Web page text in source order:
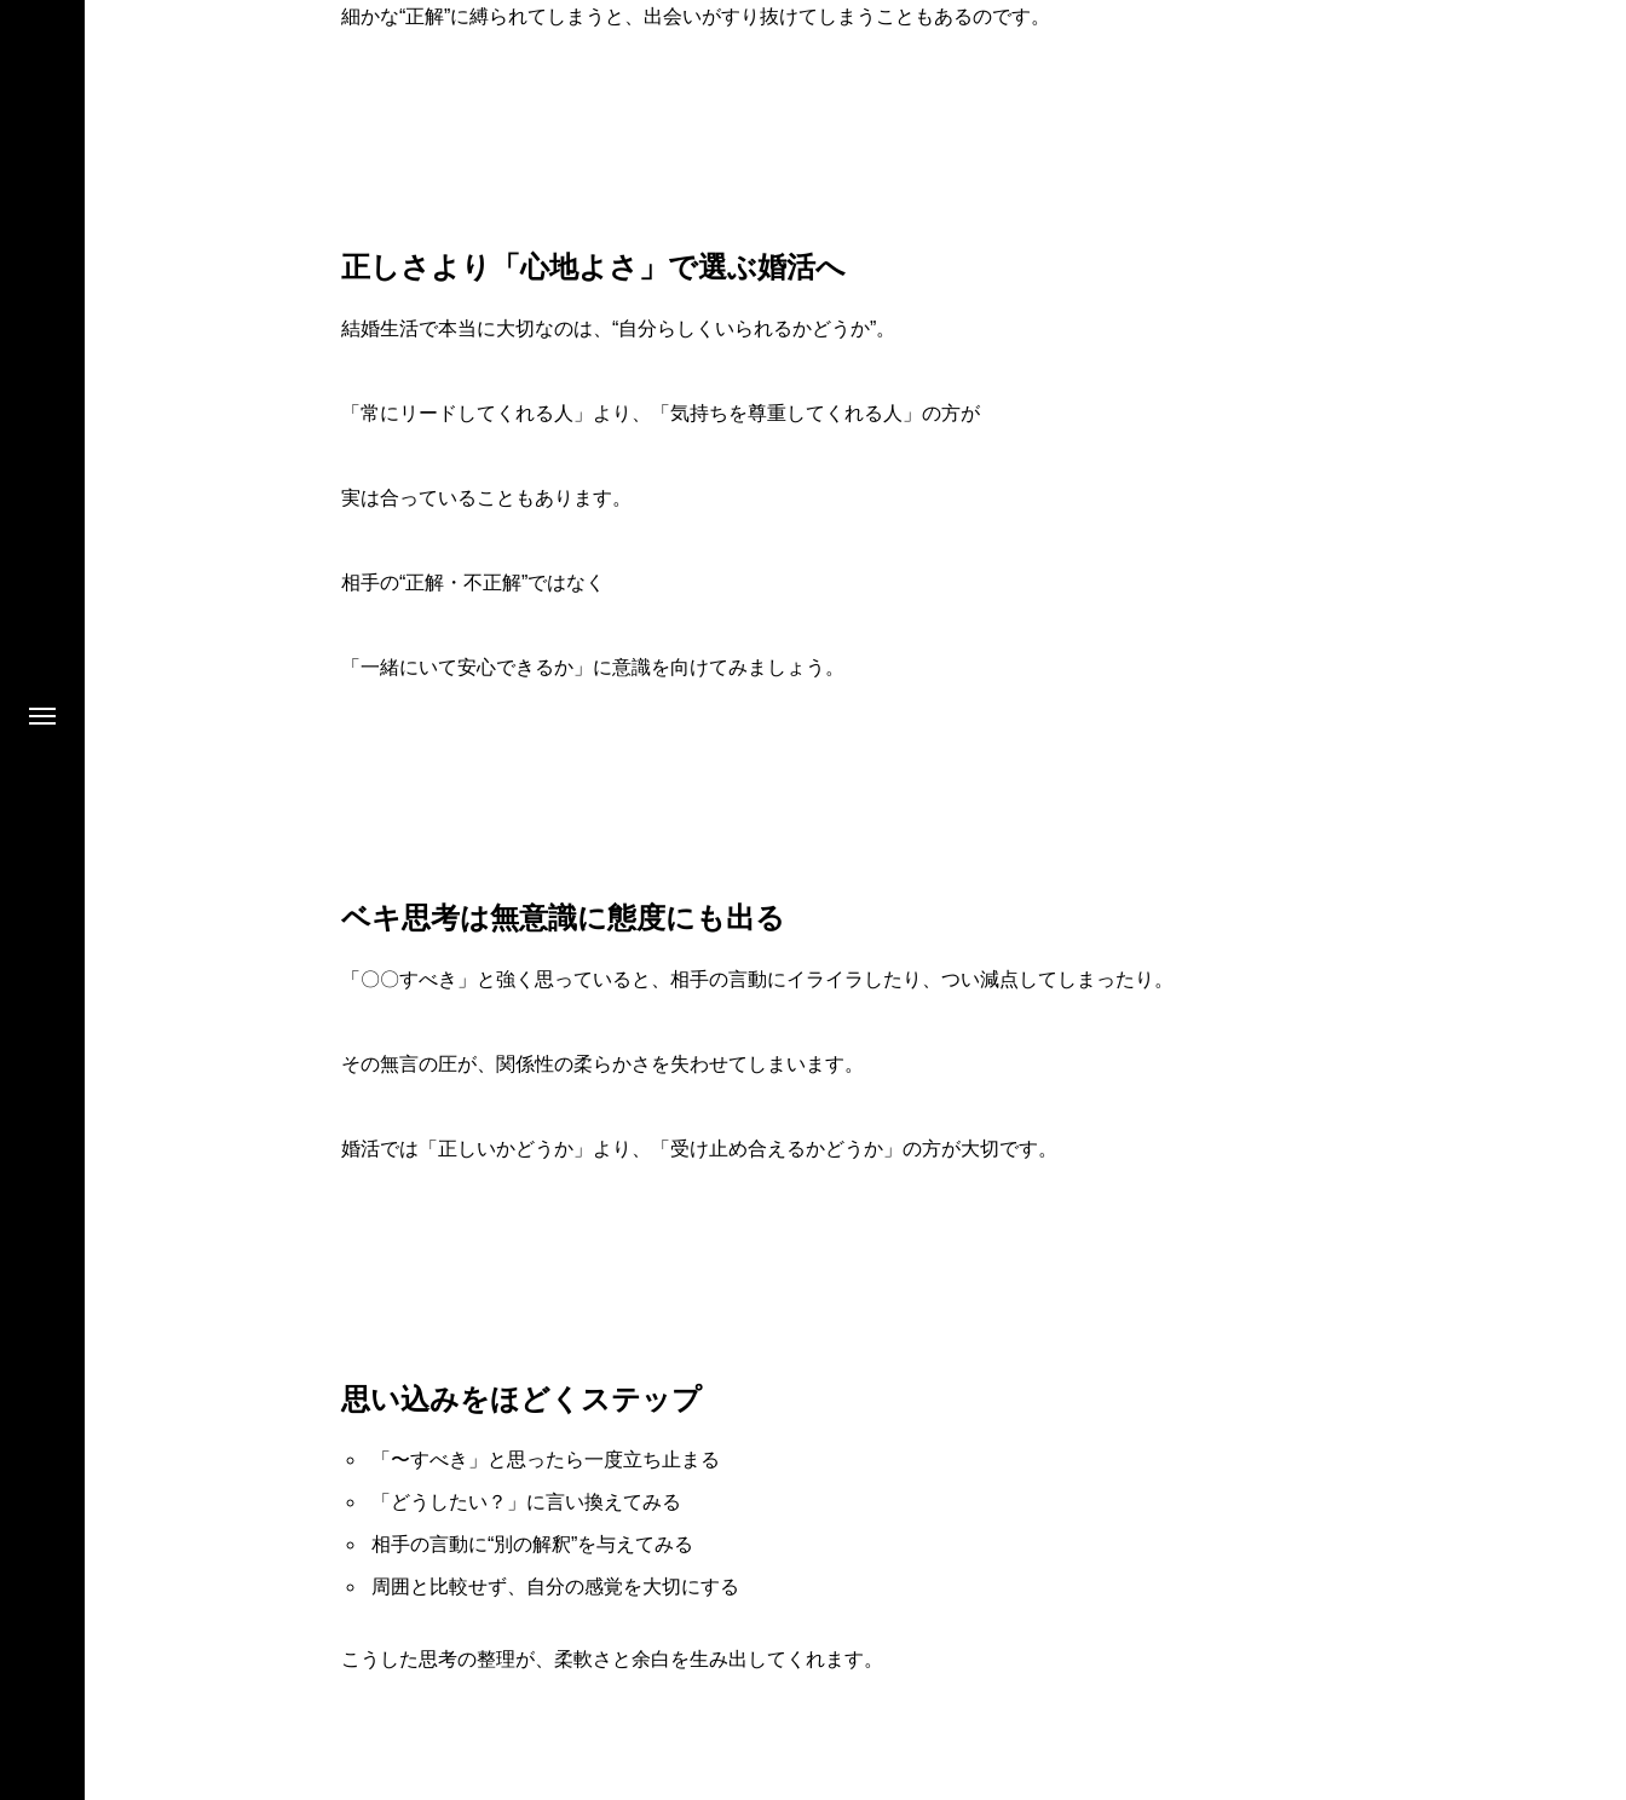
細かな“正解”に縛られてしまうと、出会いがすり抜けてしまうこともあるのです。
正しさより「心地よさ」で選ぶ婚活へ
結婚生活で本当に大切なのは、“自分らしくいられるかどうか”。
「常にリードしてくれる人」より、「気持ちを尊重してくれる人」の方が
実は合っていることもあります。
相手の“正解・不正解”ではなく
「一緒にいて安心できるか」に意識を向けてみましょう。
ベキ思考は無意識に態度にも出る
「〇〇すべき」と強く思っていると、相手の言動にイライラしたり、つい減点してしまったり。
その無言の圧が、関係性の柔らかさを失わせてしまいます。
婚活では「正しいかどうか」より、「受け止め合えるかどうか」の方が大切です。
思い込みをほどくステップ
「〜すべき」と思ったら一度立ち止まる
「どうしたい？」に言い換えてみる
相手の言動に“別の解釈”を与えてみる
周囲と比較せず、自分の感覚を大切にする
こうした思考の整理が、柔軟さと余白を生み出してくれます。